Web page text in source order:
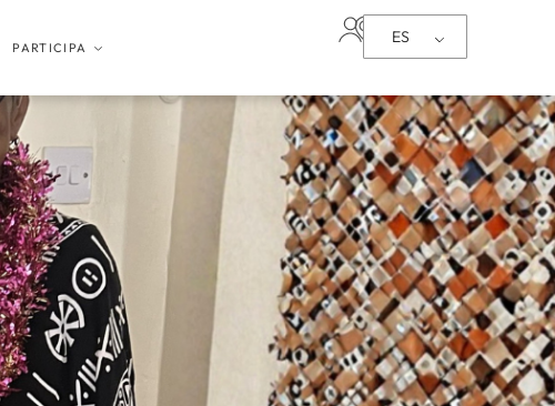
PARTICIPA
ES